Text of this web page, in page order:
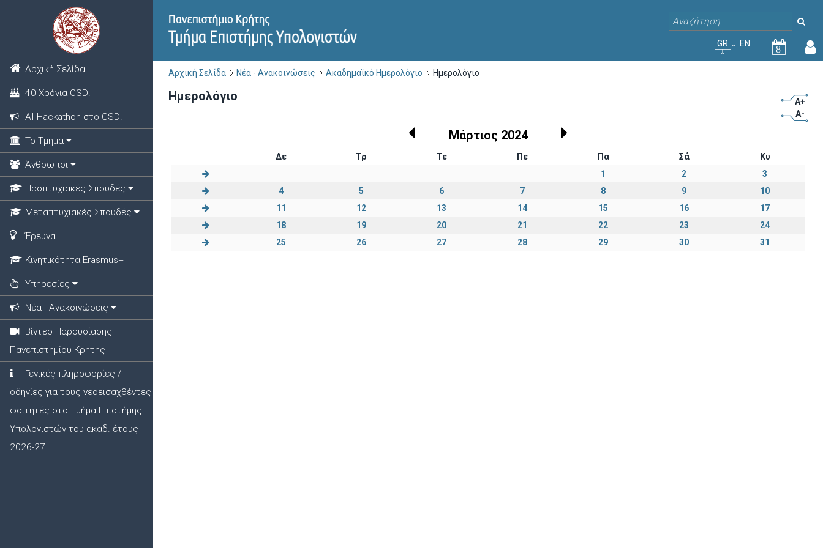
Αρχική Σελίδα
40 Χρόνια CSD!
ΑΙ Hackathon στο CSD!
Το Τμήμα
Άνθρωποι
Προπτυχιακές Σπουδές
Μεταπτυχιακές Σπουδές
Έρευνα
Κινητικότητα Erasmus+
Υπηρεσίες
Νέα - Ανακοινώσεις
Βίντεο Παρουσίασης
Πανεπιστημίου Κρήτης
Γενικές πληροφορίες /
οδηγίες για τους νεοεισαχθέντες
φοιτητές στο Τμήμα Επιστήμης
Υπολογιστών του ακαδ. έτους
2026-27
GR EN
8
Αρχική Σελίδα Νέα - Ανακοινώσεις Ακαδημαϊκό Ημερολόγιο Ημερολόγιο
Ημερολόγιο
A+
A-
Μάρτιος 2024
Δε Τρ Τε Πε Πα Σά
Κυ
1
2
3
4
5 6 7 8 9
10
11
12 13 14 15 16
17
18
19 20 21 22 23
24
25
26 27 28 29 30 31